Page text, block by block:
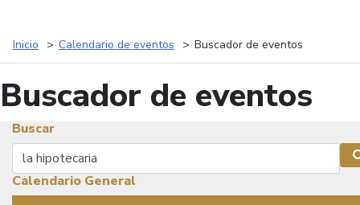
Inicio Calendario de eventos Buscador de eventos
Buscador de eventos
Buscar
Buscar
Calendario General